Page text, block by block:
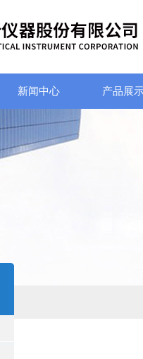
新闻中心 产品展